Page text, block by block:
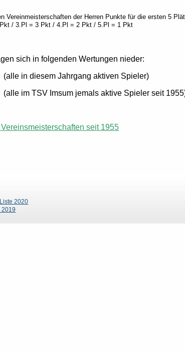
Vereinmeisterschaften der Herren Punkte für die ersten 5
/ 3.Pl = 3 Pkt / 4.Pl = 2 Pkt / 5.Pl = 1 Pkt
sich in folgenden Wertungen nieder:
in diesem Jahrgang aktiven Spieler)
im TSV Imsum jemals aktive Spieler seit
seit 1955
2020
2019